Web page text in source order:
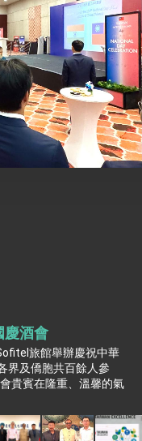
共同維護國際秩序
瓦帝尼王國進行國是
化分歧為團結、為
6大目標、創5大歷史
向加速臺灣經濟轉型
速通過
立對等關稅15%且不
對等關稅
時代雜誌」專訪，闡
尼半導體供應鏈合
國聯邦參議員蓋耶哥
庫「德國馬歇爾基金
卓揆期勉爭取時間完
署
慶酒會
旅館舉辦慶祝中華
界及僑胞共百餘人參
貴賓在隆重、溫馨的氣